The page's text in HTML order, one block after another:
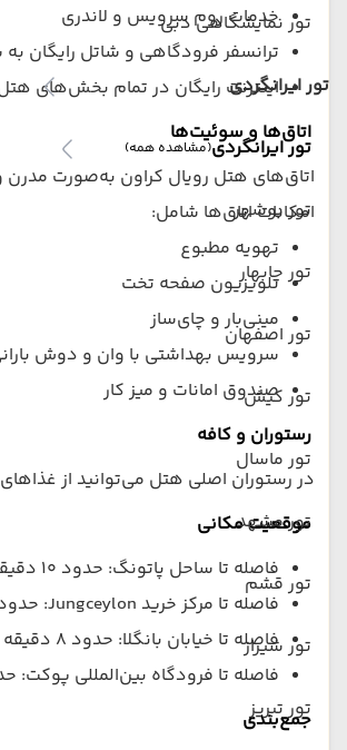
تور نمایشگاهی دبی
تور ایرانگردی
تور ایرانگردی(مشاهده همه)
تور بوشهر
تور چابهار
تور اصفهان
تور کیش
تور ماسال
تور مشهد
تور قشم
تور شیراز
تور تبریز
خدمات روم سرویس و لاندری
ترانسفر فرودگاهی و شاتل رایگان
اینترنت رایگان در تمام بخش‌های
اتاق‌ها و سوئیت‌ها
اتاق‌های هتل رویال کراون به‌صورت مدرن
امکانات اتاق‌ها شامل:
تهویه مطبوع
تلویزیون صفحه تخت
مینی‌بار و چای‌ساز
سرویس بهداشتی با وان و دوش
صندوق امانات و میز کار
رستوران و کافه
در رستوران اصلی هتل می‌توانید از
موقعیت مکانی
فاصله تا ساحل پاتونگ: حدود ۱۰ دقیقه پیاده
فاصله تا مرکز خرید Jungceylon: حدود ۵ دقیقه با خودرو
فاصله تا خیابان بانگلا: حدود ۸ دقیقه
فاصله تا فرودگاه بین‌المللی پوکت: حدود ۴۵
جمع‌بندی